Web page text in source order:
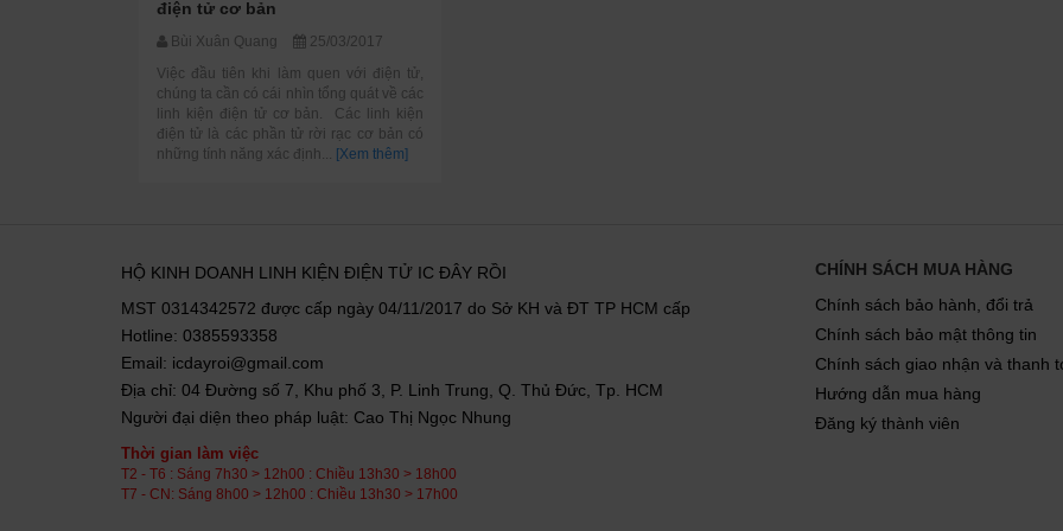
điện tử cơ bản
Bùi Xuân Quang
25/03/2017
Việc đầu tiên khi làm quen với điện tử,
chúng ta cần có cái nhìn tổng quát về các
linh kiện điện tử cơ bản. Các linh kiện
điện tử là các phần tử rời rạc cơ bản có
những tính năng xác định... [Xem thêm]
HỘ KINH DOANH LINH KIỆN ĐIỆN TỬ IC ĐÂY RỒI
MST 0314342572 được cấp ngày 04/11/2017 do Sở KH và ĐT TP HCM cấp
Hotline: 0385593358
Email: icdayroi@gmail.com
Địa chỉ: 04 Đường số 7, Khu phố 3, P. Linh Trung, Q. Thủ Đức, Tp. HCM
Người đại diện theo pháp luật: Cao Thị Ngọc Nhung
Thời gian làm việc
T2 - T6 : Sáng 7h30 > 12h00 : Chiều 13h30 > 18h00
T7 - CN: Sáng 8h00 > 12h00 : Chiều 13h30 > 17h00
CHÍNH SÁCH MUA HÀNG
Chính sách bảo hành, đổi trả
Chính sách bảo mật thông tin
Chính sách giao nhận và thanh
Hướng dẫn mua hàng
Đăng ký thành viên